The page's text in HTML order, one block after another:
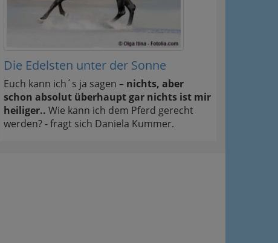
Die Edelsten unter der Sonne
Euch kann ich´s ja sagen – nichts, aber
schon absolut überhaupt gar nichts ist mir
heiliger.. Wie kann ich dem Pferd gerecht
werden? - fragt sich Daniela Kummer.